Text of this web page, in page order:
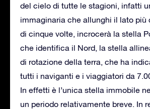
del cielo di tutte le stagioni, infatti
immaginaria che allunghi il lato più
di cinque volte, incrocerà la stella
che identifica il Nord, la stella
di rotazione della terra, che ha
tutti i naviganti e i viaggiatori da
In effetti è l’unica stella immobile
un periodo relativamente breve. In